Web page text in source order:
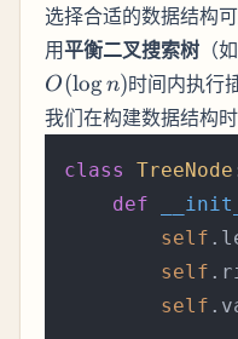
选择合适的数据结构
用平衡二叉搜索树 （
O(logn)时间内执行
我们在构建数据结构
class TreeNode
def
self
self
self